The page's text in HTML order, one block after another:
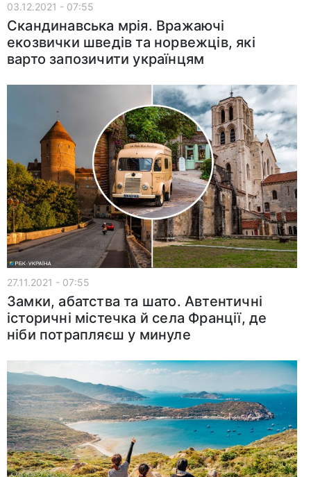
03.12.2021 - 07:55
Скандинавська мрія. Вражаючі
екозвички шведів та норвежців, які
варто запозичити українцям
27.11.2021 - 07:55
Замки, абатства та шато. Автентичні
історичні містечка й села Франції, де
ніби потрапляєш у минуле